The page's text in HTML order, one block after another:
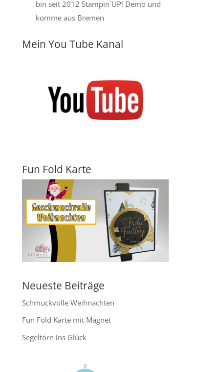
bin seit 2012 Stampin´UP! Demo und
komme aus Bremen
Mein You Tube Kanal
Fun Fold Karte
Neueste Beiträge
Schmuckvolle Weihnachten
Fun Fold Karte mit Magnet
Segeltörn ins Glück